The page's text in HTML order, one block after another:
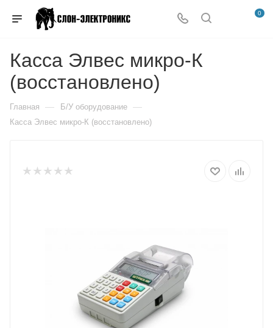
0
Касса Элвес микро-К
(восстановлено)
Главная — Б/У оборудование —
Касса Элвес микро-К (восстановлено)